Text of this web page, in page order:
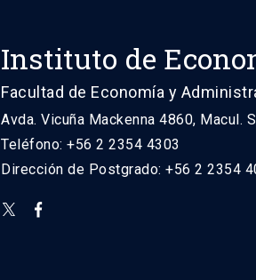
Instituto de
Facultad de Economía y
Avda. Vicuña Mackenna 4860, Macul.
Teléfono: +56 2 2354 4303
Dirección de Postgrado: +56 2 2354